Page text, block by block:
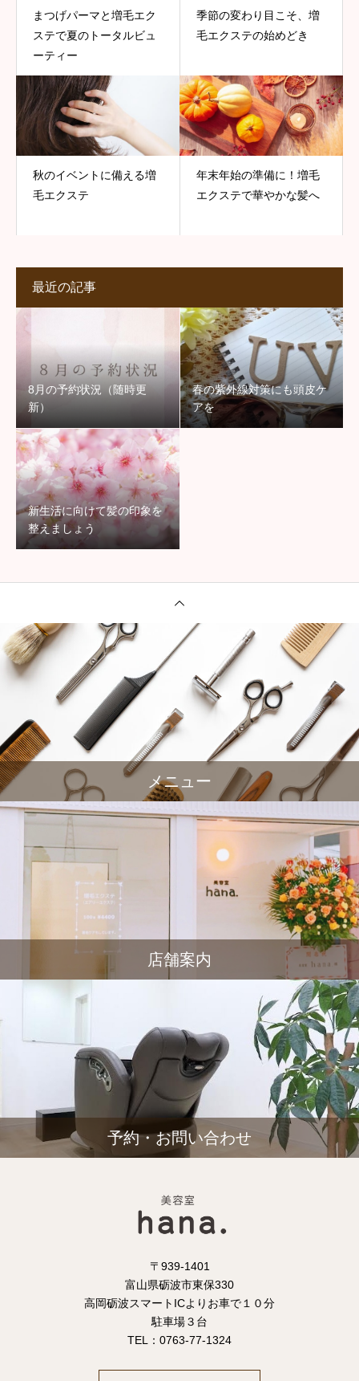
まつげパーマと増毛エク
ステで夏のトータルビュ
ーティー
季節の変わり目こそ、増
毛エクステの始めどき
秋のイベントに備える増
毛エクステ
年末年始の準備に！増毛
エクステで華やかな髪へ
最近の記事
8月の予約状況（随時更
新）
春の紫外線対策にも頭皮ケ
アを
新生活に向けて髪の印象を
整えましょう
メニュー
店舗案内
予約・お問い合わせ
〒939-1401
富山県砺波市東保330
高岡砺波スマートICよりお車で１０分
駐車場３台
TEL：0763-77-1324